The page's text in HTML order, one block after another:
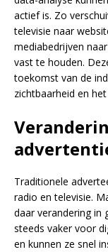
actief is. Zo
televisie naar
mediabedrijven
vast te houden.
toekomst van de
zichtbaarheid en
Traditionele
radio en televisie.
daar verandering in
steeds vaker voor
en kunnen ze snel